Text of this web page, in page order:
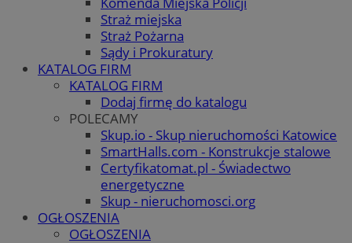
Straż miejska
Straż Pożarna
Sądy i Prokuratury
KATALOG FIRM
KATALOG FIRM
Dodaj firmę do katalogu
POLECAMY
Skup.io - Skup nieruchomości Katowice
SmartHalls.com - Konstrukcje stalowe
Certyfikatomat.pl - Świadectwo
energetyczne
Skup - nieruchomosci.org
OGŁOSZENIA
OGŁOSZENIA